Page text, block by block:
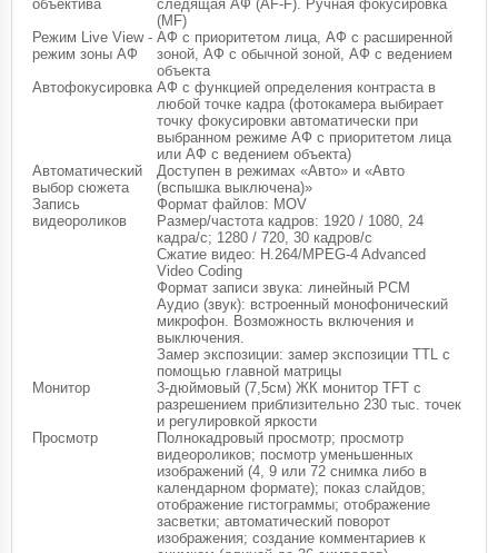
объектива
следящая АФ (AF-F). Ручная фокусировка
(MF)
Режим Live View -
режим зоны АФ
АФ с приоритетом лица, АФ с расширенной
зоной, АФ с обычной зоной, АФ с ведением
объекта
Автофокусировка АФ с функцией определения контраста в
любой точке кадра (фотокамера выбирает
точку фокусировки автоматически при
выбранном режиме АФ с приоритетом лица
или АФ с ведением объекта)
Автоматический
выбор сюжета
Доступен в режимах «Авто» и «Авто
(вспышка выключена)»
Запись
видеороликов
Формат файлов: MOV
Размер/частота кадров: 1920 / 1080, 24
кадра/с; 1280 / 720, 30 кадров/с
Сжатие видео: H.264/MPEG-4 Advanced
Video Coding
Формат записи звука: линейный РСМ
Аудио (звук): встроенный монофонический
микрофон. Возможность включения и
выключения.
Замер экспозиции: замер экспозиции TTL с
помощью главной матрицы
Монитор
3-дюймовый (7,5см) ЖК монитор TFT с
разрешением приблизительно 230 тыс. точек
и регулировкой яркости
Просмотр
Полнокадровый просмотр; просмотр
видеороликов; посмотр уменьшенных
изображений (4, 9 или 72 снимка либо в
календарном формате); показ слайдов;
отображение гистограммы; отображение
засветки; автоматический поворот
изображения; создание комментариев к